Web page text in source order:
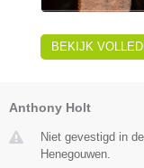
BEKIJK
Anthony Holt
Niet gevestigd in
Henegouwen.